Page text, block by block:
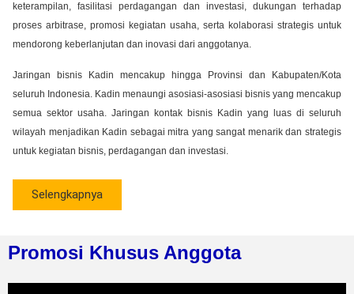
keterampilan, fasilitasi perdagangan dan investasi, dukungan terhadap
proses arbitrase, promosi kegiatan usaha, serta kolaborasi strategis untuk
mendorong keberlanjutan dan inovasi dari anggotanya.
Jaringan bisnis Kadin mencakup hingga Provinsi dan Kabupaten/Kota
seluruh Indonesia. Kadin menaungi asosiasi-asosiasi bisnis yang mencakup
semua sektor usaha. Jaringan kontak bisnis Kadin yang luas di seluruh
wilayah menjadikan Kadin sebagai mitra yang sangat menarik dan strategis
untuk kegiatan bisnis, perdagangan dan investasi.
Selengkapnya
Promosi Khusus Anggota